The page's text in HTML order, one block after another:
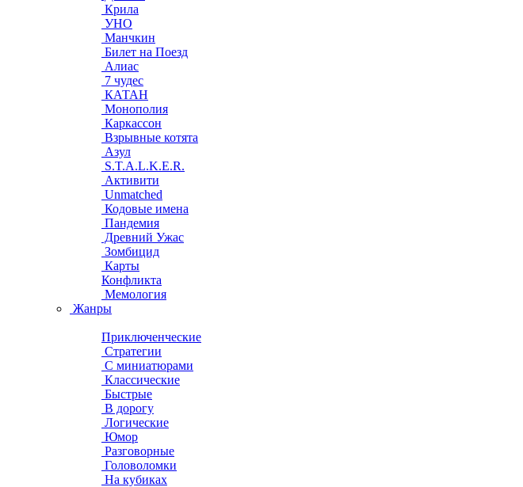
Крила
УНО
Манчкин
Билет на Поезд
Алиас
7 чудес
КАТАН
Монополия
Каркассон
Взрывные котята
Азул
S.T.A.L.K.E.R.
Активити
Unmatched
Кодовые имена
Пандемия
Древний Ужас
Зомбицид
Карты
Конфликта
Мемология
Жанры
Приключенческие
Стратегии
С миниатюрами
Классические
Быстрые
В дорогу
Логические
Юмор
Разговорные
Головоломки
На кубиках